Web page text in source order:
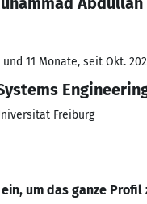
und 11 Monate, seit Okt.
Freiburg
um das ganze Profil